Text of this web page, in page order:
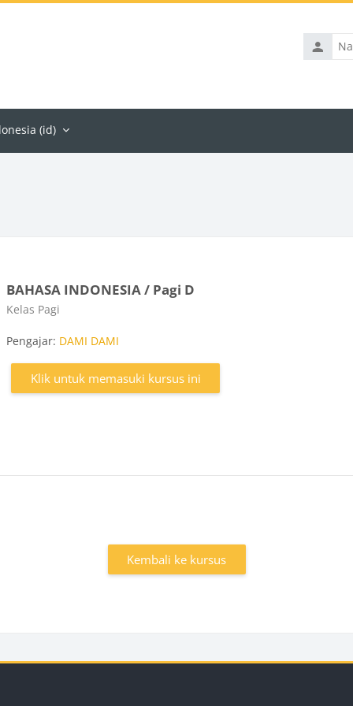
Nama
‎(id)‎
BAHASA INDONESIA / Pagi D
Kategori kursus
Kelas Pagi
Pengajar: DAMI DAMI
Klik untuk memasuki kursus ini
Kembali ke kursus